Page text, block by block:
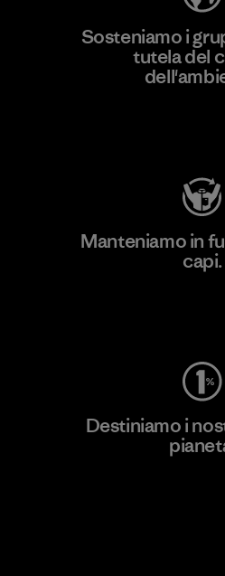
Sosteniamo i
tutela del
Manteniamo in
capi.
Destiniamo i